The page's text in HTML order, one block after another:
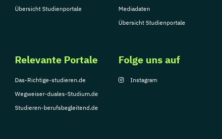
Übersicht Studienportale
Mediadaten
Übersicht Studienportale
Relevante Portale
Das-Richtige-studieren.de
Wegweiser-duales-Studium.de
Studieren-berufsbegleitend.de
Folge uns auf
Instagram